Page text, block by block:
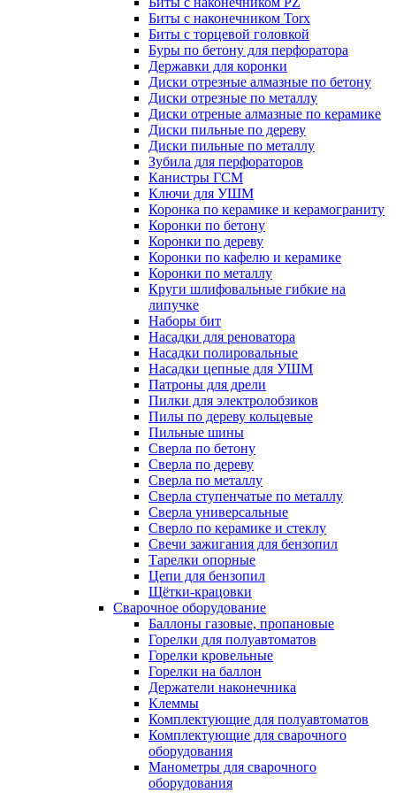
Биты с наконечником Torx
Биты с торцевой головкой
Буры по бетону для перфоратора
Державки для коронки
Диски отрезные алмазные по бетону
Диски отрезные по металлу
Диски отреные алмазные по керамике
Диски пильные по дереву
Диски пильные по металлу
Зубила для перфораторов
Канистры ГСМ
Ключи для УШМ
Коронка по керамике и керамограниту
Коронки по бетону
Коронки по дереву
Коронки по кафелю и керамике
Коронки по металлу
Круги шлифовальные гибкие на
липучке
Наборы бит
Насадки для реноватора
Насадки полировальные
Насадки цепные для УШМ
Патроны для дрели
Пилки для электролобзиков
Пилы по дереву кольцевые
Пильные шины
Сверла по бетону
Сверла по дереву
Сверла по металлу
Сверла ступенчатые по металлу
Сверла универсальные
Сверло по керамике и стеклу
Свечи зажигания для бензопил
Тарелки опорные
Цепи для бензопил
Щётки-крацовки
Сварочное оборудование
Баллоны газовые, пропановые
Горелки для полуавтоматов
Горелки кровельные
Горелки на баллон
Держатели наконечника
Клеммы
Комплектующие для полуавтоматов
Комплектующие для сварочного
оборудования
Манометры для сварочного
оборудования